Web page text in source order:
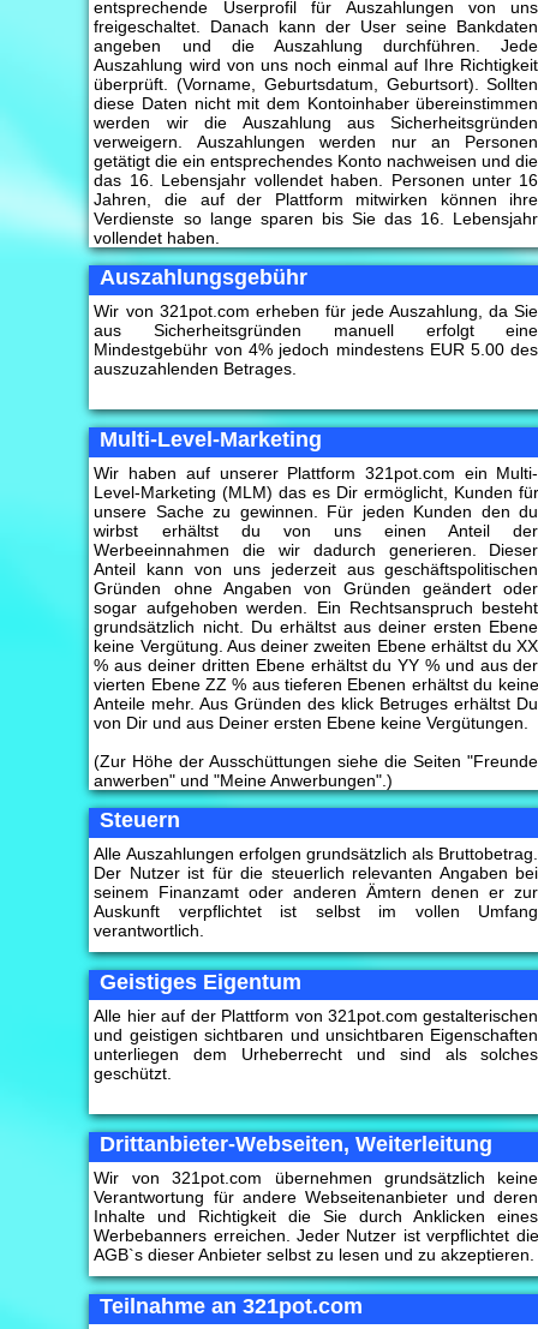
entsprechende Userprofil für Auszahlungen von uns
freigeschaltet. Danach kann der User seine Bankdaten
angeben und die Auszahlung durchführen. Jede
Auszahlung wird von uns noch einmal auf Ihre Richtigkeit
überprüft. (Vorname, Geburtsdatum, Geburtsort). Sollten
diese Daten nicht mit dem Kontoinhaber übereinstimmen
werden wir die Auszahlung aus Sicherheitsgründen
verweigern. Auszahlungen werden nur an Personen
getätigt die ein entsprechendes Konto nachweisen und die
das 16. Lebensjahr vollendet haben. Personen unter 16
Jahren, die auf der Plattform mitwirken können ihre
Verdienste so lange sparen bis Sie das 16. Lebensjahr
vollendet haben.
Auszahlungsgebühr
Wir von 321pot.com erheben für jede Auszahlung, da Sie
aus Sicherheitsgründen manuell erfolgt eine
Mindestgebühr von 4% jedoch mindestens EUR 5.00 des
auszuzahlenden Betrages.
Multi-Level-Marketing
Wir haben auf unserer Plattform 321pot.com ein Multi-
Level-Marketing (MLM) das es Dir ermöglicht, Kunden für
unsere Sache zu gewinnen. Für jeden Kunden den du
wirbst erhältst du von uns einen Anteil der
Werbeeinnahmen die wir dadurch generieren. Dieser
Anteil kann von uns jederzeit aus geschäftspolitischen
Gründen ohne Angaben von Gründen geändert oder
sogar aufgehoben werden. Ein Rechtsanspruch besteht
grundsätzlich nicht. Du erhältst aus deiner ersten Ebene
keine Vergütung. Aus deiner zweiten Ebene erhältst du XX
% aus deiner dritten Ebene erhältst du YY % und aus der
vierten Ebene ZZ % aus tieferen Ebenen erhältst du keine
Anteile mehr. Aus Gründen des klick Betruges erhältst Du
von Dir und aus Deiner ersten Ebene keine Vergütungen.
(Zur Höhe der Ausschüttungen siehe die Seiten "Freunde
anwerben" und "Meine Anwerbungen".)
Steuern
Alle Auszahlungen erfolgen grundsätzlich als Bruttobetrag.
Der Nutzer ist für die steuerlich relevanten Angaben bei
seinem Finanzamt oder anderen Ämtern denen er zur
Auskunft verpflichtet ist selbst im vollen Umfang
verantwortlich.
Geistiges Eigentum
Alle hier auf der Plattform von 321pot.com gestalterischen
und geistigen sichtbaren und unsichtbaren Eigenschaften
unterliegen dem Urheberrecht und sind als solches
geschützt.
Drittanbieter-Webseiten, Weiterleitung
Wir von 321pot.com übernehmen grundsätzlich keine
Verantwortung für andere Webseitenanbieter und deren
Inhalte und Richtigkeit die Sie durch Anklicken eines
Werbebanners erreichen. Jeder Nutzer ist verpflichtet die
AGB`s dieser Anbieter selbst zu lesen und zu akzeptieren.
Teilnahme an 321pot.com